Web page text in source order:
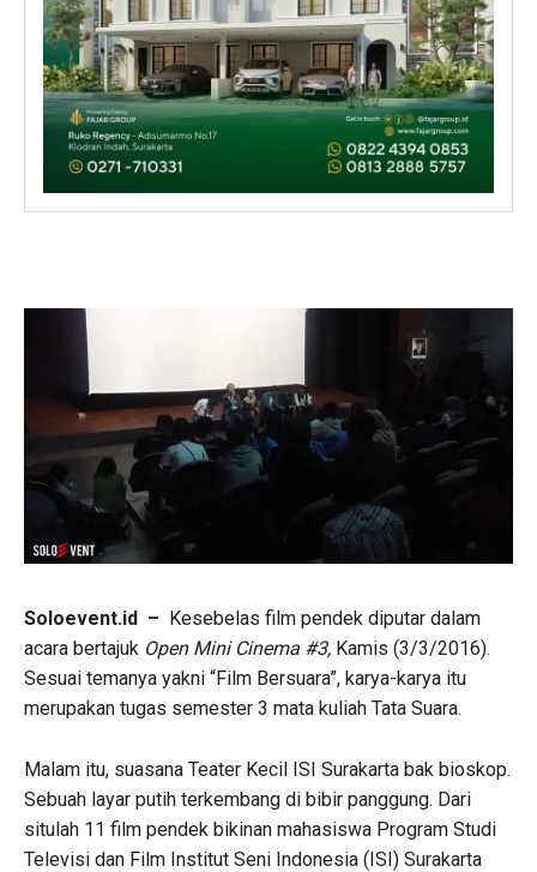
Soloevent.id – Kesebelas film pendek diputar dalam
acara bertajuk Open Mini Cinema #3, Kamis (3/3/2016).
Sesuai temanya yakni “Film Bersuara”, karya-karya itu
merupakan tugas semester 3 mata kuliah Tata Suara.
Malam itu, suasana Teater Kecil ISI Surakarta bak bioskop.
Sebuah layar putih terkembang di bibir panggung. Dari
situlah 11 film pendek bikinan mahasiswa Program Studi
Televisi dan Film Institut Seni Indonesia (ISI) Surakarta